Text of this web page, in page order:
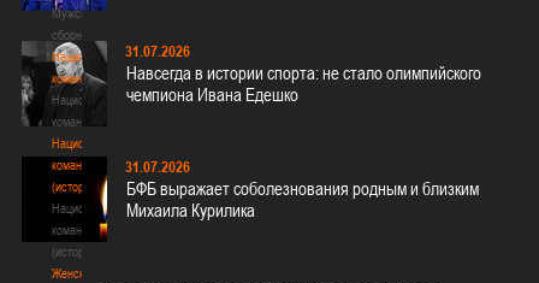
Мужские
сборные
Национальная
команда
Национальная
команда
Национальная
команда
(история)
Национальная
команда
(история)
Женские
31.07.2026
Навсегда в истории спорта: не стало олимпийского
чемпиона Ивана Едешко
31.07.2026
БФБ выражает соболезнования родным и близким
Михаила Курилика